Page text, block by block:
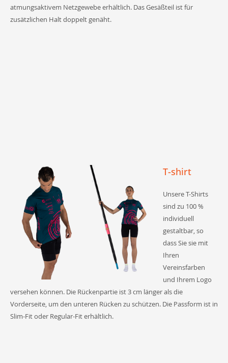
atmungsaktivem Netzgewebe erhältlich. Das Gesäßteil ist für
zusätzlichen Halt doppelt genäht.
T-shirt
Unsere T-Shirts
sind zu 100 %
individuell
gestaltbar, so
dass Sie sie mit
Ihren
Vereinsfarben
und Ihrem Logo
versehen können. Die Rückenpartie ist 3 cm länger als die
Vorderseite, um den unteren Rücken zu schützen. Die Passform ist in
Slim-Fit oder Regular-Fit erhältlich.